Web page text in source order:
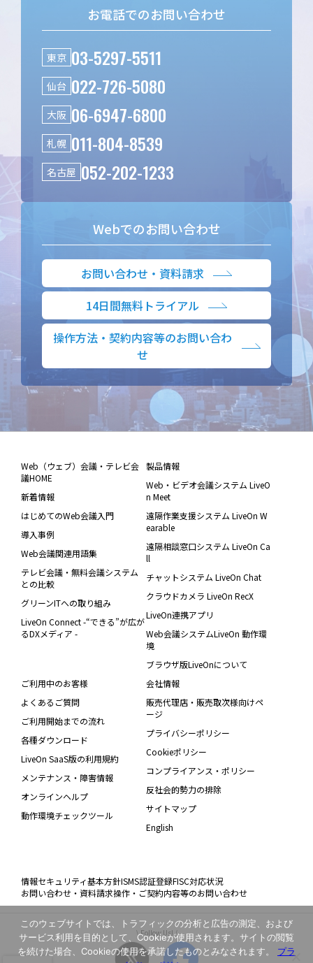
お電話でのお問い合わせ
東京 03-5297-5511
仙台 022-726-5080
大阪 06-6947-6800
札幌 011-804-8539
名古屋 052-202-1233
Webでのお問い合わせ
お問い合わせ・資料請求
14日間無料トライアル
操作方法・契約内容等のお問い合わ
せ
Web（ウェブ）会議・テレビ会
議HOME
新着情報
はじめてのWeb会議入門
導入事例
Web会議関連用語集
テレビ会議・無料会議システム
との比較
グリーンITへの取り組み
LiveOn Connect -“できる”が広が
るDXメディア -
製品情報
Web・ビデオ会議システム LiveO
n Meet
遠隔作業支援システム LiveOn W
earable
遠隔相談窓口システム LiveOn Ca
ll
チャットシステム LiveOn Chat
クラウドカメラ LiveOn RecX
LiveOn連携アプリ
Web会議システムLiveOn 動作環
境
ブラウザ版LiveOnについて
ご利用中のお客様
よくあるご質問
ご利用開始までの流れ
各種ダウンロード
LiveOn SaaS版の利用規約
メンテナンス・障害情報
オンラインヘルプ
動作環境チェックツール
会社情報
販売代理店・販売取次様向けペ
ージ
プライバシーポリシー
Cookieポリシー
コンプライアンス・ポリシー
反社会的勢力の排除
サイトマップ
English
情報セキュリティ基本方針ISMS認証登録FISC対応状況
お問い合わせ・資料請求操作・ご契約内容等のお問い合わせ
\ Follow Us! /
このウェブサイトでは、トラフィックの分析と広告の測定、および
サービス利用を目的として、Cookieが使用されます。サイトの閲覧
を続けた場合、Cookieの使用を承諾したものとみなされます。 プラ